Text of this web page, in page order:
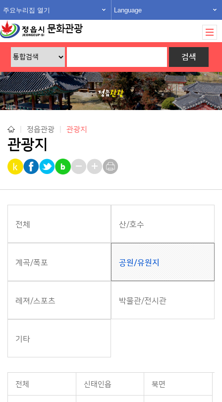
주요누리집 열기 Language
문화관광
정읍관광 관광지
관광지
전체 산/호수
계곡/폭포 공원/유원지
레져/스포츠 박물관/전시관
기타
전체 신태인읍 북면